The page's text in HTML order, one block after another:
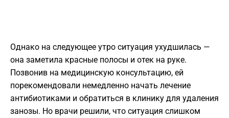
Однако на следующее утро ситуация ухудшилась —
она заметила красные полосы и отек на руке.
Позвонив на медицинскую консультацию, ей
порекомендовали немедленно начать лечение
антибиотиками и обратиться в клинику для удаления
занозы. Но врачи решили, что ситуация слишком